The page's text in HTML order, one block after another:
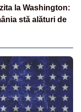
la Washington:
stă alături de